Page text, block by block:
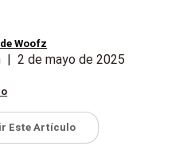
Woofz
|2 de mayo de 2025
Este Artículo